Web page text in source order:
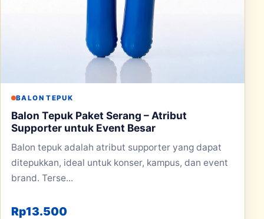
BALON TEPUK
Balon Tepuk Paket Serang – Atribut
Supporter untuk Event Besar
Balon tepuk adalah atribut supporter yang dapat
ditepukkan, ideal untuk konser, kampus, dan event
brand. Terse...
Rp13.500